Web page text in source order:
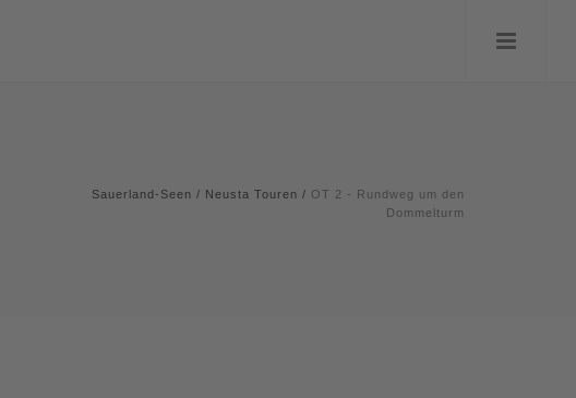
Sauerland-Seen / Neusta Touren / OT 2 - Rundweg um den
Dommelturm